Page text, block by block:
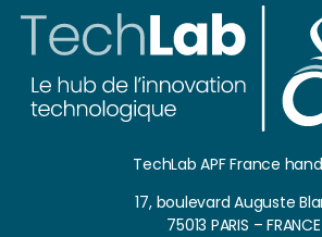
TechLab APF France
17, boulevard Auguste
75013 PARIS – FRANCE